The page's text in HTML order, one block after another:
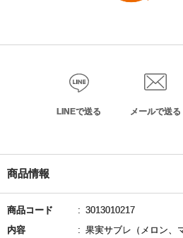
LINEで送る メールで送る
商品情報
商品コード
3013010217
内容
果実サブレ（メロン、